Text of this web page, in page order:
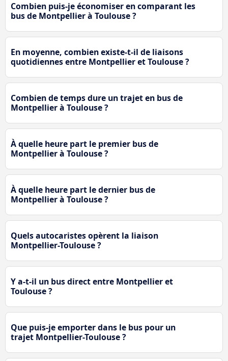
Combien puis-je économiser en comparant les
bus de Montpellier à Toulouse ?
En moyenne, combien existe-t-il de liaisons
quotidiennes entre Montpellier et Toulouse ?
Combien de temps dure un trajet en bus de
Montpellier à Toulouse ?
À quelle heure part le premier bus de
Montpellier à Toulouse ?
À quelle heure part le dernier bus de
Montpellier à Toulouse ?
Quels autocaristes opèrent la liaison
Montpellier-Toulouse ?
Y a-t-il un bus direct entre Montpellier et
Toulouse ?
Que puis-je emporter dans le bus pour un
trajet Montpellier-Toulouse ?